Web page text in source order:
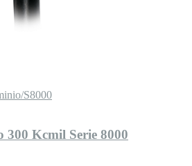
S8000
300 Kcmil Serie 8000